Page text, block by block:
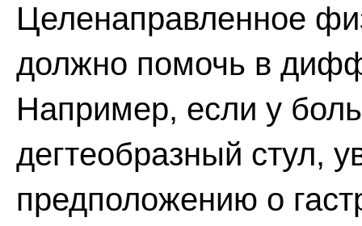
Целенаправленное
должно помочь в
Например, если у
дегтеобразный стул,
предположению о